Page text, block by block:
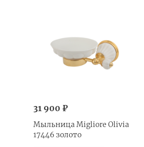
31 900 ₽
Mыльница Migliore Olivia
17446 золото